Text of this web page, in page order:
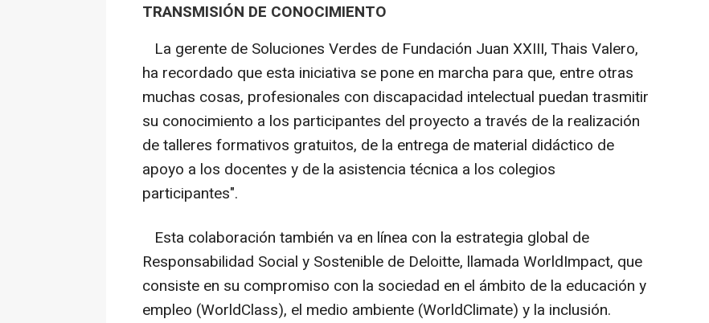
TRANSMISIÓN DE CONOCIMIENTO
La gerente de Soluciones Verdes de Fundación Juan XXIII, Thais Valero,
ha recordado que esta iniciativa se pone en marcha para que, entre otras
muchas cosas, profesionales con discapacidad intelectual puedan trasmitir
su conocimiento a los participantes del proyecto a través de la realización
de talleres formativos gratuitos, de la entrega de material didáctico de
apoyo a los docentes y de la asistencia técnica a los colegios
participantes".
Esta colaboración también va en línea con la estrategia global de
Responsabilidad Social y Sostenible de Deloitte, llamada WorldImpact, que
consiste en su compromiso con la sociedad en el ámbito de la educación y
empleo (WorldClass), el medio ambiente (WorldClimate) y la inclusión.